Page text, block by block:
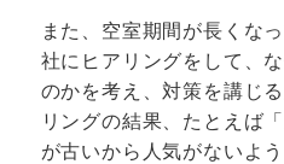
また、空室期間が長くな
社にヒアリングをして、
のかを考え、対策を講じ
リングの結果、たとえば
が古いから人気がないよ